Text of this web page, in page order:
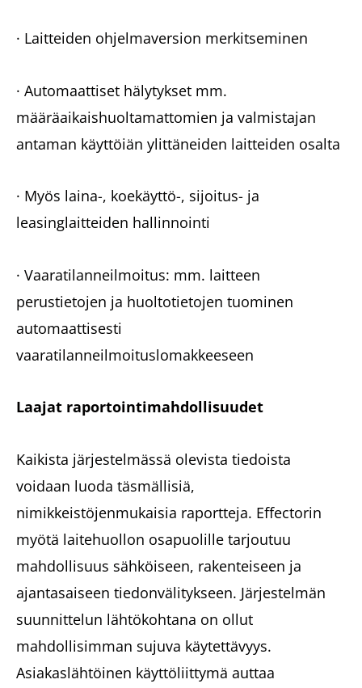
· Laitteiden ohjelmaversion merkitseminen
· Automaattiset hälytykset mm.
määräaikaishuoltamattomien ja valmistajan
antaman käyttöiän ylittäneiden laitteiden osalta
· Myös laina-, koekäyttö-, sijoitus- ja
leasinglaitteiden hallinnointi
· Vaaratilanneilmoitus: mm. laitteen
perustietojen ja huoltotietojen tuominen
automaattisesti
vaaratilanneilmoituslomakkeeseen
Laajat raportointimahdollisuudet
Kaikista järjestelmässä olevista tiedoista
voidaan luoda täsmällisiä,
nimikkeistöjenmukaisia raportteja. Effectorin
myötä laitehuollon osapuolille tarjoutuu
mahdollisuus sähköiseen, rakenteiseen ja
ajantasaiseen tiedonvälitykseen. Järjestelmän
suunnittelun lähtökohtana on ollut
mahdollisimman sujuva käytettävyys.
Asiakaslähtöinen käyttöliittymä auttaa